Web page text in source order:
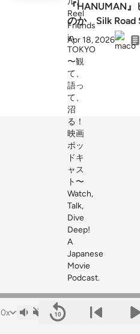
『HANUMAN』
のか Silk Road
#HANUMAN
Future of the
Apr 18, 2026